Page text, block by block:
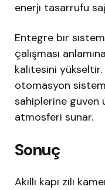
enerji tasarrufu
Entegre bir
çalışması
kalitesini yükseltir.
otomasyon
sahiplerine güven
atmosferi sunar.
Sonuç
Akıllı kapı zili